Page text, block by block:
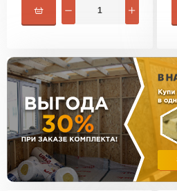
Утеплитель
Утеплитель
ПЕРЕЙТИ
Утеплитель
Утеплитель Термит
Утеплитель Isotec
Утеплитель Ruspanel
Утеплитель Брит